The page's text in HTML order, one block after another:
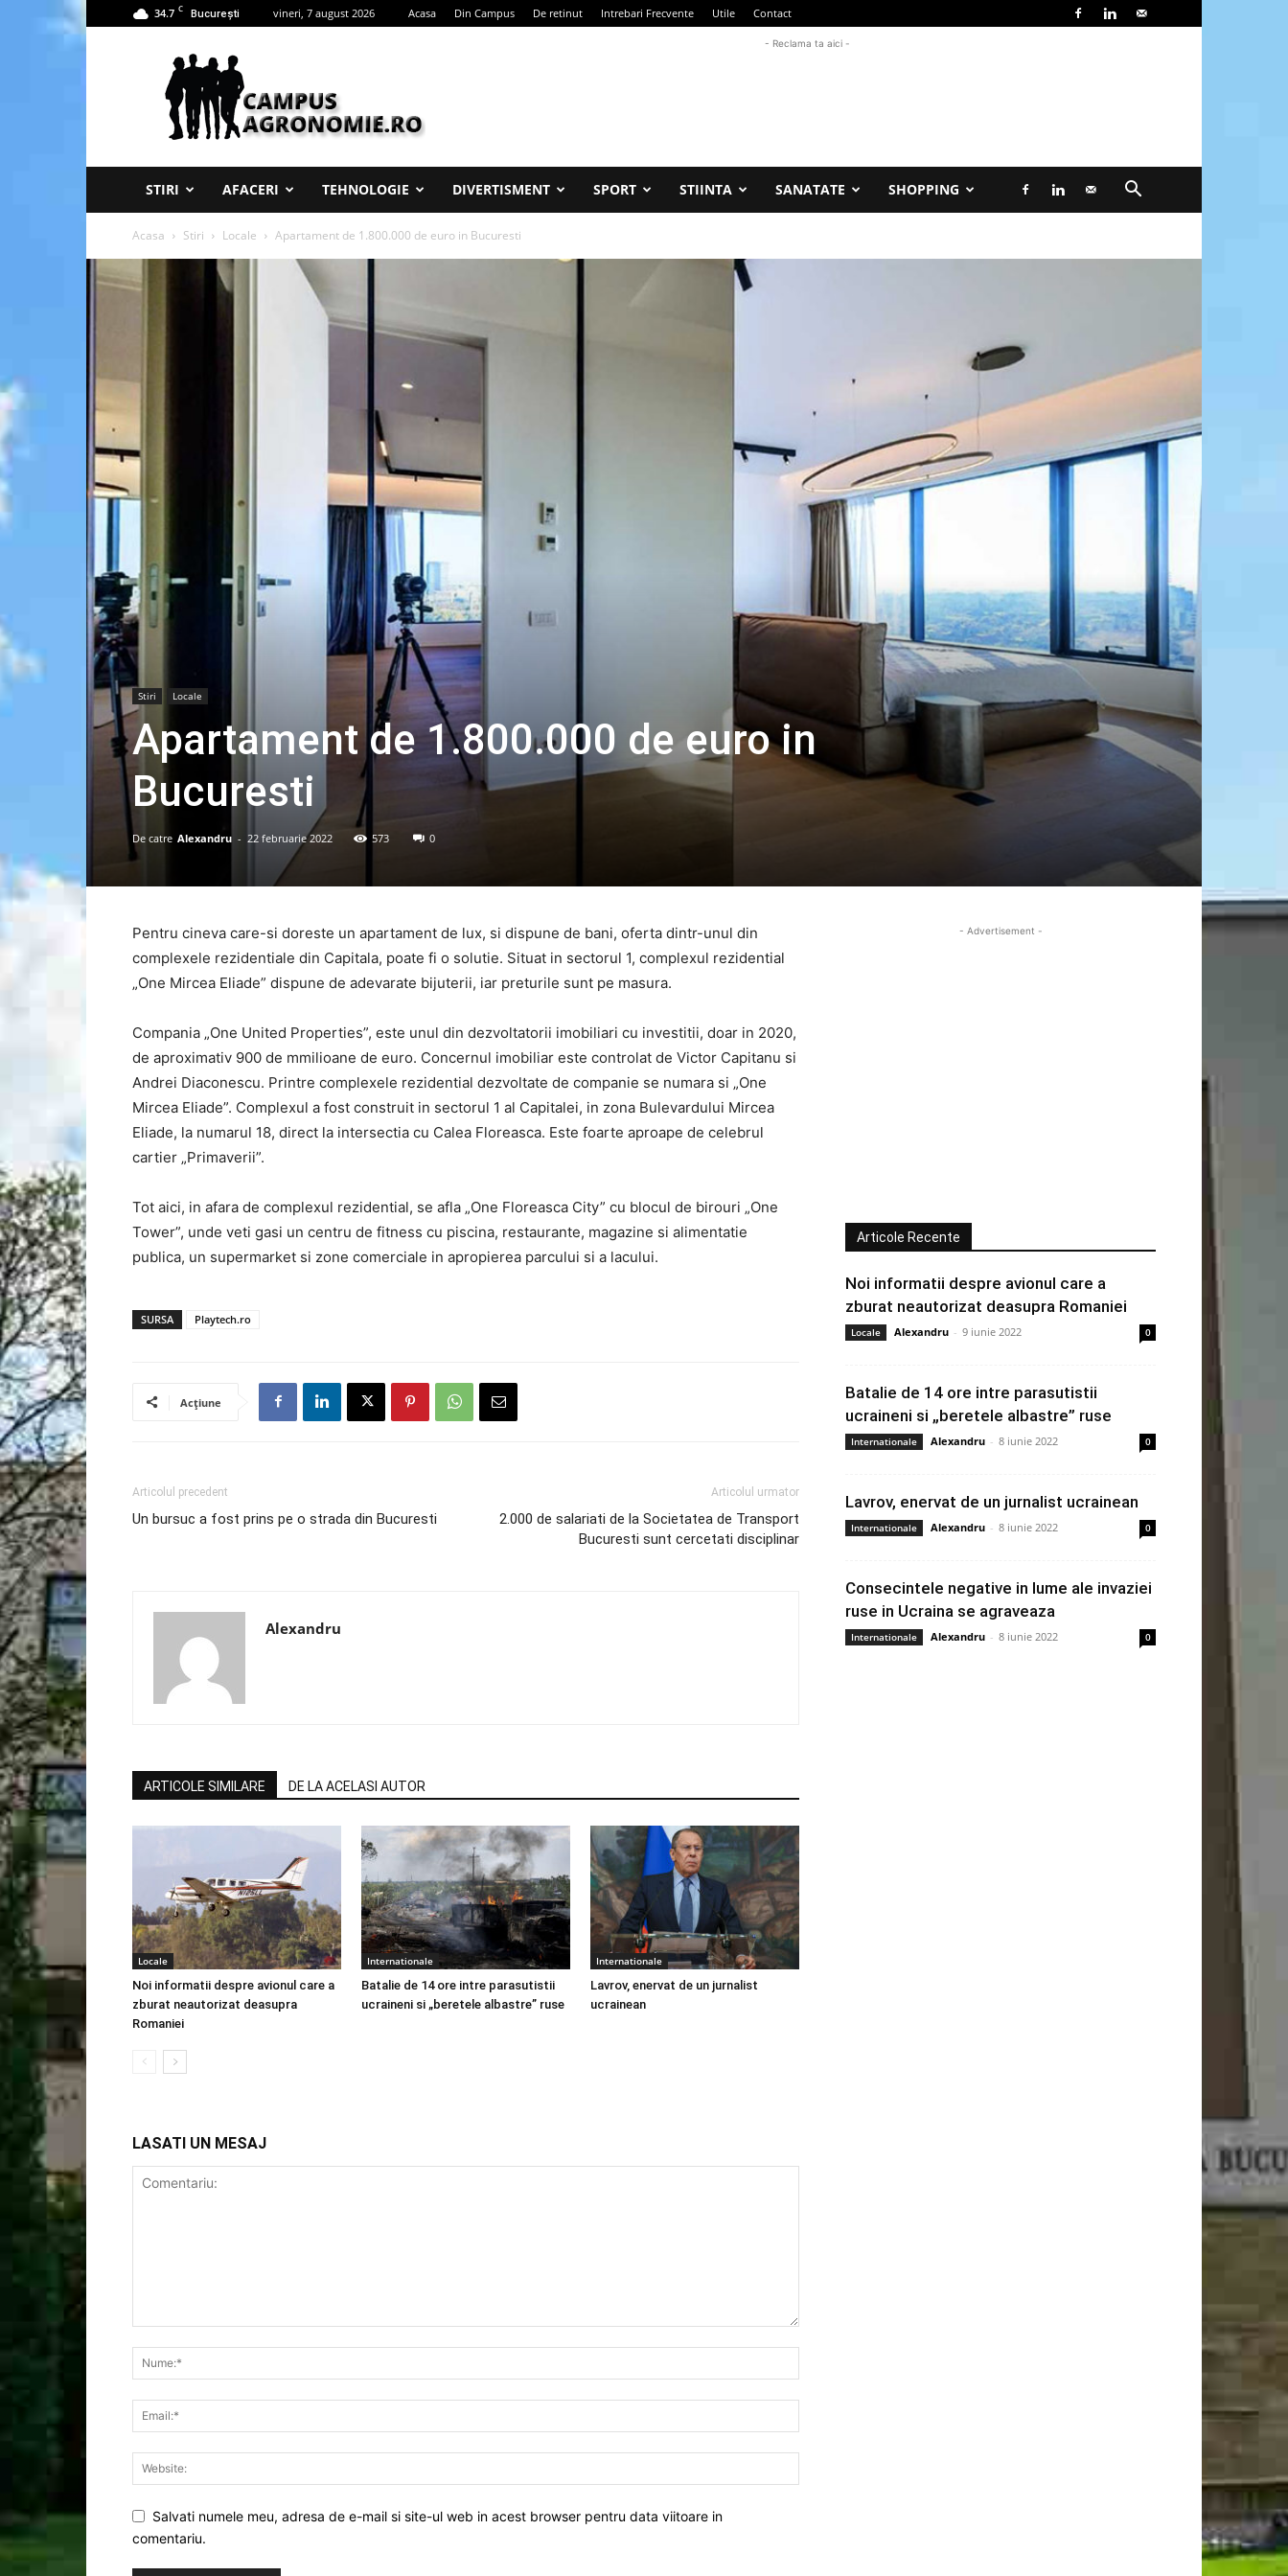
34.7 C București vineri, 7 august 2026 Acasa Din Campus De retinut Intrebari Frecvente Utile Contact
Campus
Agronomie
- Reclama ta aici -
STIRI AFACERI TEHNOLOGIE DIVERTISMENT SPORT STIINTA SANATATE SHOPPING
Acasa Stiri Locale Apartament de 1.800.000 de euro in Bucuresti
Stiri Locale
Apartament de 1.800.000 de euro in
Bucuresti
De catre Alexandru - 22 februarie 2022 573 0
Pentru cineva care-si doreste un apartament de lux, si dispune de bani, oferta dintr-unul din
complexele rezidentiale din Capitala, poate fi o solutie. Situat in sectorul 1, complexul rezidential
„One Mircea Eliade” dispune de adevarate bijuterii, iar preturile sunt pe masura.
Compania „One United Properties”, este unul din dezvoltatorii imobiliari cu investitii, doar in 2020,
de aproximativ 900 de mmilioane de euro. Concernul imobiliar este controlat de Victor Capitanu si
Andrei Diaconescu. Printre complexele rezidential dezvoltate de companie se numara si „One
Mircea Eliade”. Complexul a fost construit in sectorul 1 al Capitalei, in zona Bulevardului Mircea
Eliade, la numarul 18, direct la intersectia cu Calea Floreasca. Este foarte aproape de celebrul
cartier „Primaverii”.
Tot aici, in afara de complexul rezidential, se afla „One Floreasca City” cu blocul de birouri „One
Tower”, unde veti gasi un centru de fitness cu piscina, restaurante, magazine si alimentatie
publica, un supermarket si zone comerciale in apropierea parcului si a lacului.
SURSA Playtech.ro
Acțiune
Articolul precedent
Un bursuc a fost prins pe o strada din Bucuresti
Articolul urmator
2.000 de salariati de la Societatea de Transport
Bucuresti sunt cercetati disciplinar
Alexandru
ARTICOLE SIMILARE DE LA ACELASI AUTOR
Locale
Noi informatii despre avionul care a
zburat neautorizat deasupra
Romaniei
Internationale
Batalie de 14 ore intre parasutistii
ucraineni si „beretele albastre” ruse
Internationale
Lavrov, enervat de un jurnalist
ucrainean
LASATI UN MESAJ
Salvati numele meu, adresa de e-mail si site-ul web in acest browser pentru data viitoare in
comentariu.
- Advertisement -
Articole Recente
Noi informatii despre avionul care a
zburat neautorizat deasupra Romaniei
Locale Alexandru - 9 iunie 2022 0
Batalie de 14 ore intre parasutistii
ucraineni si „beretele albastre” ruse
Internationale Alexandru - 8 iunie 2022 0
Lavrov, enervat de un jurnalist ucrainean
Internationale Alexandru - 8 iunie 2022 0
Consecintele negative in lume ale invaziei
ruse in Ucraina se agraveaza
Internationale Alexandru - 8 iunie 2022 0